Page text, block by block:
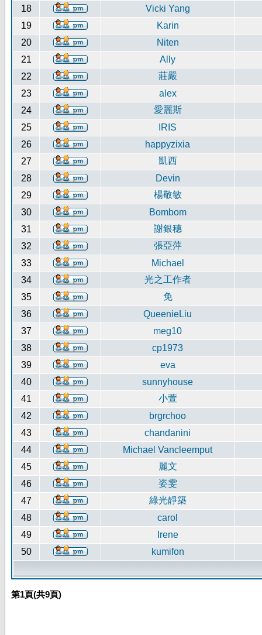
18
Vicki Yang
19
Karin
20
Niten
21
Ally
22
莊嚴
23
alex
24
愛麗斯
25
IRIS
26
happyzixia
27
凱西
28
Devin
29
楊敬敏
30
Bombom
31
謝銀穗
32
張亞萍
33
Michael
34
光之工作者
35
免
36
QueenieLiu
37
meg10
38
cp1973
39
eva
40
sunnyhouse
41
小萱
42
brgrchoo
43
chandanini
44
Michael Vancleemput
45
麗文
46
姿雯
47
綠光靜築
48
carol
49
Irene
50
kumifon
第1頁(共9頁)